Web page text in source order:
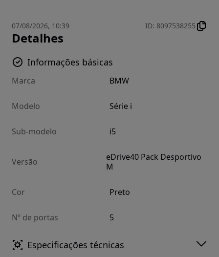
07/08/2026, 10:39 ID: 8097538255
Detalhes
Informações básicas
Marca BMW
Modelo Série i
Sub-modelo i5
Versão
eDrive40 Pack Desportivo
M
Cor Preto
Nº de portas 5
Especificações técnicas